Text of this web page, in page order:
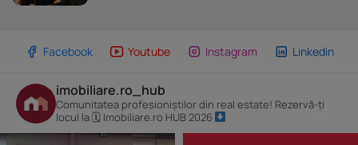
Facebook Youtube Instagram Linkedin
imobiliare.ro_hub
Comunitatea profesioniștilor din real estate! Rezervă-ți
locul la 🗓 Imobiliare.ro HUB 2026